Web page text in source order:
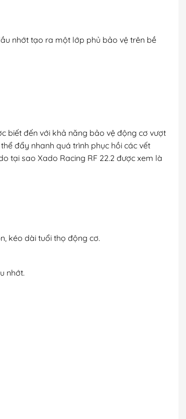
nhớt tạo ra một lớp phủ bảo vệ trên bề
biết đến với khả năng bảo vệ động cơ vượt
đẩy nhanh quá trình phục hồi các vết
tại sao Xado Racing RF 22.2 được xem là
kéo dài tuổi thọ động cơ.
nhớt.